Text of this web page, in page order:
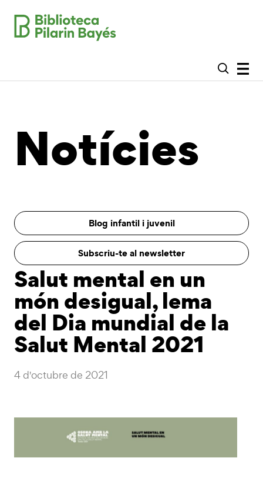
Notícies
Blog infantil i juvenil
Subscriu-te al newsletter
Salut mental en un
món desigual, lema
del Dia mundial de la
Salut Mental 2021
4 d'octubre de 2021